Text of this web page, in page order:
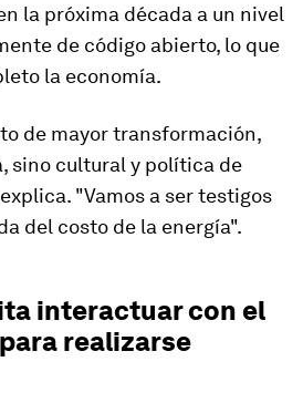
la próxima década a un nivel
de código abierto, lo que
la economía.
de mayor transformación,
sino cultural y política de
"Vamos a ser testigos
del costo de la energía".
interactuar con el
realizarse